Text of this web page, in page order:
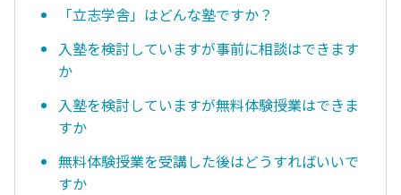
「立志学舎」はどんな塾ですか？
入塾を検討していますが事前に相談はできます
か
入塾を検討していますが無料体験授業はできま
すか
無料体験授業を受講した後はどうすればいいで
すか